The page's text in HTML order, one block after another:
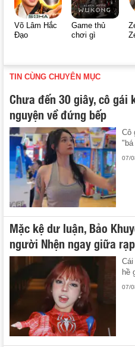
Võ Lâm Hắc
Đạo
Game thủ
chơi gì
TIN CÙNG CHUYÊN MỤC
Chưa đến 30 giây, cô gái
nguyện về đứng bếp
Cô
"bá
07/
Mặc kệ dư luận, Bảo
người Nhện ngay giữa
hề
07/